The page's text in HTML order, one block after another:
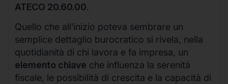
ATECO 20.60.00.
Quello che all’inizio poteva sembrare un
semplice dettaglio burocratico si rivela, nella
quotidianità di chi lavora e fa impresa, un
elemento chiave che influenza la serenità
fiscale, le possibilità di crescita e la capacità di